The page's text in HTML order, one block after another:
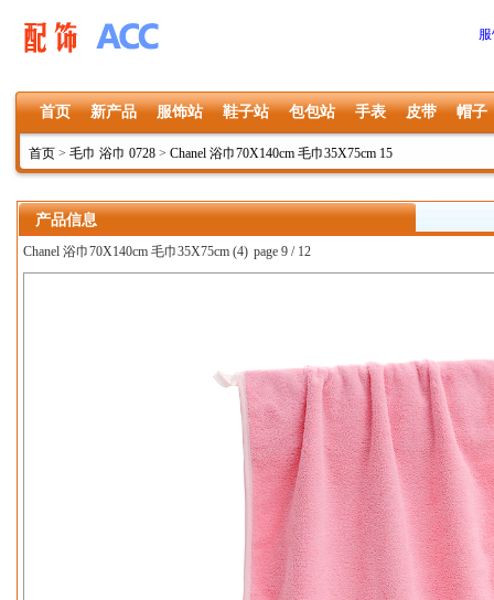
首页 新产品 服饰站 鞋子站 包包站 手表 皮带 帽子
首页 > 毛巾 浴巾 0728 > Chanel 浴巾70X140cm 毛巾35X75cm 15
产品信息
Chanel 浴巾70X140cm 毛巾35X75cm (4) page 9 / 12